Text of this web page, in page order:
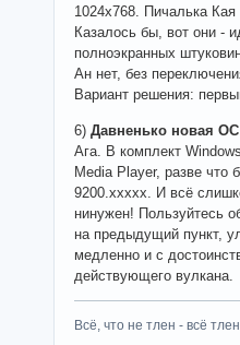
1024x768. Пичалька Кая
Казалось бы, вот они -
полноэкранных
Ан нет, без
Вариант решения:
6) Давненько новая
Ага. В комплект
Media Player, разве что
9200.xxxxx. И всё
нинужен! Пользуйтесь
на предыдущий пункт,
медленно и с
действующего вулкана.
Всё, что не тлен - всё